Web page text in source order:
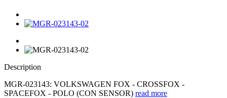
Description
MGR-023143: VOLKSWAGEN FOX - CROSSFOX -
SPACEFOX - POLO (CON SENSOR) read more